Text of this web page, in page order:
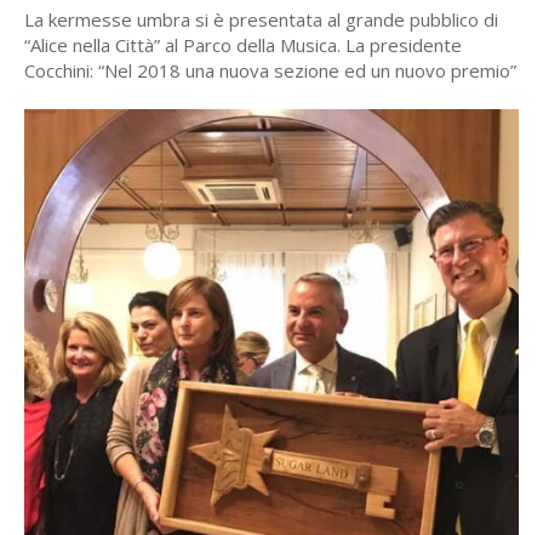
La kermesse umbra si è presentata al grande pubblico di
“Alice nella Città” al Parco della Musica. La presidente
Cocchini: “Nel 2018 una nuova sezione ed un nuovo premio”